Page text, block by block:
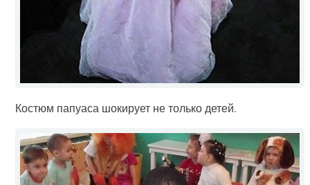
Костюм папуаса шокирует не только детей.